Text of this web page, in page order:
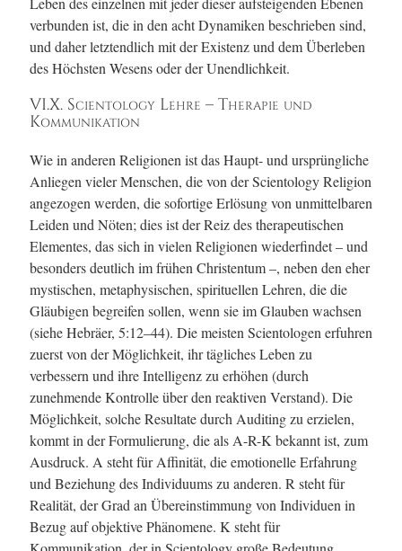
verbunden ist, die in den acht Dynamiken beschrieben sind,
und daher letztendlich mit der Existenz und dem Überleben
des Höchsten Wesens oder der Unendlichkeit.
VI.X. Scientology Lehre – Therapie und
Kommunikation
Wie in anderen Religionen ist das Haupt- und ursprüngliche
Anliegen vieler Menschen, die von der Scientology Religion
angezogen werden, die sofortige Erlösung von unmittelbaren
Leiden und Nöten; dies ist der Reiz des therapeutischen
Elementes, das sich in vielen Religionen wiederfindet – und
besonders deutlich im frühen Christentum –, neben den eher
mystischen, metaphysischen, spirituellen Lehren, die die
Gläubigen begreifen sollen, wenn sie im Glauben wachsen
(siehe Hebräer, 5:12–44). Die meisten Scientologen erfuhren
zuerst von der Möglichkeit, ihr tägliches Leben zu
verbessern und ihre Intelligenz zu erhöhen (durch
zunehmende Kontrolle über den reaktiven Verstand). Die
Möglichkeit, solche Resultate durch Auditing zu erzielen,
kommt in der Formulierung, die als A-R-K bekannt ist, zum
Ausdruck. A steht für Affinität, die emotionelle Erfahrung
und Beziehung des Individuums zu anderen. R steht für
Realität, der Grad an Übereinstimmung von Individuen in
Bezug auf objektive Phänomene. K steht für